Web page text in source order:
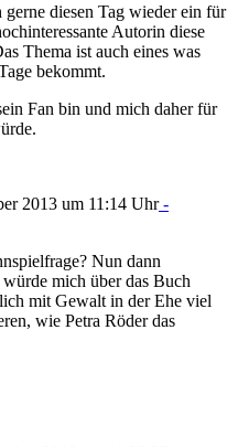
diesen Tag wieder ein für
Autorin diese
Thema ist auch eines was
bekommt.
Fan bin und mich daher für
2013 um 11:14 Uhr-
Nun dann
mich über das Buch
mit Gewalt in der Ehe viel
wie Petra Röder das